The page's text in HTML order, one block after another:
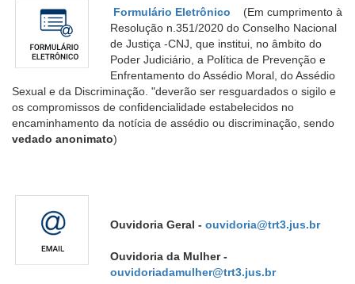
Contato Formulário Eletrônico (Em cumprimento à
Resolução n.351/2020 do Conselho Nacional
de Justiça -CNJ, que institui, no âmbito do
Poder Judiciário, a Política de Prevenção e
Enfrentamento do Assédio Moral, do Assédio
Sexual e da Discriminação. "deverão ser resguardados o sigilo e
os compromissos de confidencialidade estabelecidos no
encaminhamento da notícia de assédio ou discriminação, sendo
vedado anonimato)
Ouvidoria Geral - ouvidoria@trt3.jus.br
Ouvidoria da Mulher-
ouvidoriadamulher@trt3.jus.br